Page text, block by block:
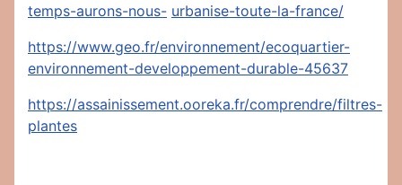
temps-aurons-nous- urbanise-toute-la-france/
https://www.geo.fr/environnement/ecoquartier-
environnement-developpement-durable-45637
https://assainissement.ooreka.fr/comprendre/filtres-
plantes